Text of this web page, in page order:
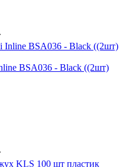
BSA036 - Black ((2шт)